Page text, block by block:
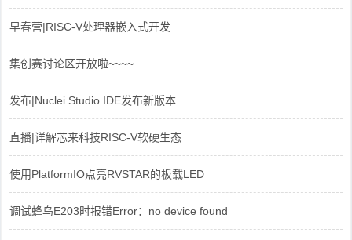
早春营|RISC-V处理器嵌入式开发
集创赛讨论区开放啦~~~~
发布|Nuclei Studio IDE发布新版本
直播|详解芯来科技RISC-V软硬生态
使用PlatformIO点亮RVSTAR的板载LED
调试蜂鸟E203时报错Error：no device found